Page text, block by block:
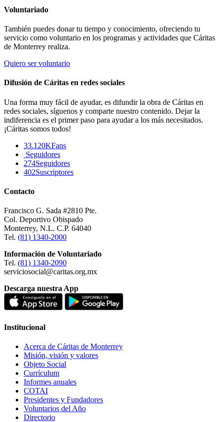
Voluntariado
También puedes donar tu tiempo y conocimiento, ofreciendo tu
servicio como voluntario en los programas y actividades que Cáritas
de Monterrey realiza.
Quiero ser voluntario
Difusión de Cáritas en redes sociales
Una forma muy fácil de ayudar, es difundir la obra de Cáritas en
redes sociales, síguenos y comparte nuestro contenido. Dejar la
indiferencia es el primer paso para ayudar a los más necesitados.
¡Cáritas somos todos!
33.120KFans
Seguidores
274Seguidores
402Suscriptores
Contacto
Francisco G. Sada #2810 Pte.
Col. Deportivo Obispado
Monterrey, N.L. C.P. 64040
Tel. (81) 1340-2000
Información de Voluntariado
Tel. (81) 1340-2090
serviciosocial@caritas.org.mx
Descarga nuestra App
Institucional
Acerca de Cáritas de Monterrey
Misión, visión y valores
Objeto Social
Currículum
Informes anuales
COTAI
Presidentes y Fundadores
Voluntarios del Año
Directorio